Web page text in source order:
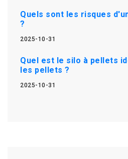
Quels sont les risques
?
2025-10-31
Quel est le silo à pellets
les pellets ?
2025-10-31